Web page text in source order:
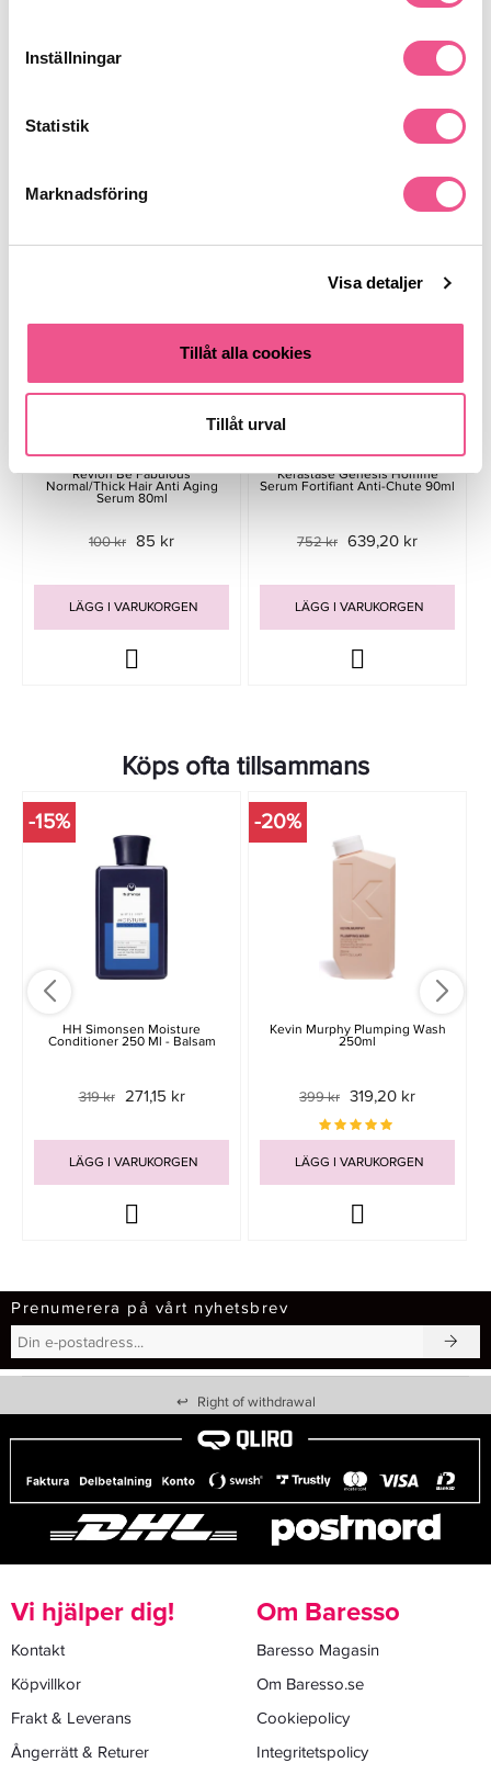
Inställningar
Statistik
Marknadsföring
Visa detaljer
Tillåt alla cookies
Tillåt urval
Liknande produkter
Revlon Be Fabulous
Normal/Thick Hair Anti Aging
Serum 80ml
100 kr 85 kr
LÄGG I VARUKORGEN
Kérastase Genesis Homme
Serum Fortifiant Anti-Chute 90ml
752 kr 639,20 kr
LÄGG I VARUKORGEN
Köps ofta tillsammans
-15%
HH Simonsen Moisture
Conditioner 250 Ml - Balsam
319 kr 271,15 kr
LÄGG I VARUKORGEN
-20%
Kevin Murphy Plumping Wash
250ml
399 kr 319,20 kr
LÄGG I VARUKORGEN
Prenumerera på vårt nyhetsbrev
↩ Right of withdrawal
Vi hjälper dig!
Kontakt
Köpvillkor
Frakt & Leverans
Ångerrätt & Returer
Om Baresso
Baresso Magasin
Om Baresso.se
Cookiepolicy
Integritetspolicy